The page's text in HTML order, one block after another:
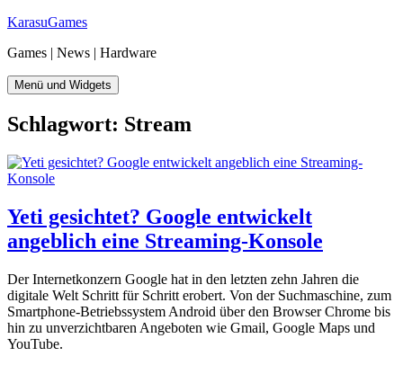
Zum
springen
KarasuGames
Games | News | Hardware
Menü und Widgets
Schlagwort: Stream
Yeti gesichtet? Google entwickelt
angeblich eine Streaming-Konsole
Der Internetkonzern Google hat in den letzten zehn Jahren die
digitale Welt Schritt für Schritt erobert. Von der Suchmaschine, zum
Smartphone-Betriebssystem Android über den Browser Chrome bis
hin zu unverzichtbaren Angeboten wie Gmail, Google Maps und
YouTube.